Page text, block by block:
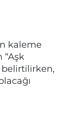
kaleme
“Aşk
belirtilirken,